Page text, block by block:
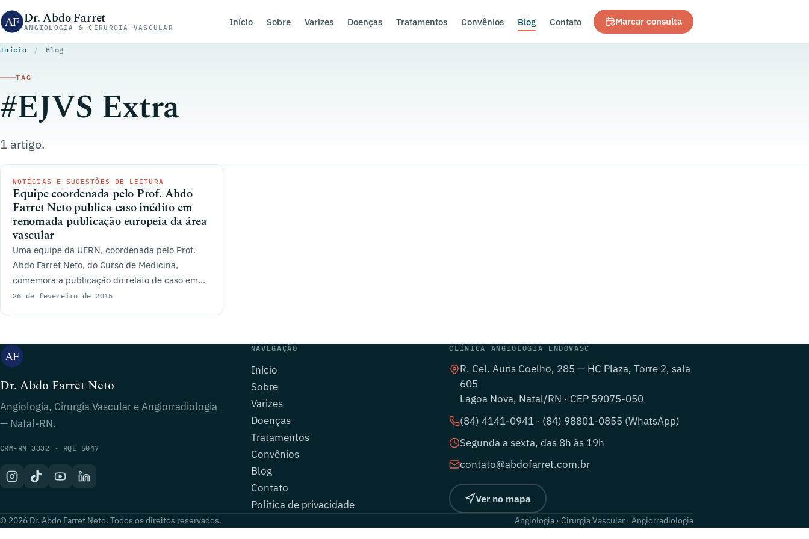
Pular para o conteúdo
Dr. Abdo Farret
ANGIOLOGIA & CIRURGIA VASCULAR
Início Sobre Varizes Doenças Tratamentos Convênios Blog Contato Marcar consulta
Início / Blog
TAG
#EJVS Extra
1 artigo.
NOTÍCIAS E SUGESTÕES DE LEITURA
Equipe coordenada pelo Prof. Abdo
Farret Neto publica caso inédito em
renomada publicação europeia da área
vascular
Uma equipe da UFRN, coordenada pelo Prof.
Abdo Farret Neto, do Curso de Medicina,
comemora a publicação do relato de caso em
jornal europeu.
26 de fevereiro de 2015
Dr. Abdo Farret Neto
Angiologia, Cirurgia Vascular e Angiorradiologia
— Natal-RN.
CRM-RN 3332 · RQE 5047
NAVEGAÇÃO
Início
Sobre
Varizes
Doenças
Tratamentos
Convênios
Blog
Contato
Política de privacidade
CLÍNICA ANGIOLOGIA ENDOVASC
R. Cel. Auris Coelho, 285 — HC Plaza, Torre 2, sala
605
Lagoa Nova, Natal/RN · CEP 59075-050
(84) 4141-0941 · (84) 98801-0855 (WhatsApp)
Segunda a sexta, das 8h às 19h
contato@abdofarret.com.br
Ver no mapa
© 2026 Dr. Abdo Farret Neto. Todos os direitos reservados. Angiologia · Cirurgia Vascular · Angiorradiologia